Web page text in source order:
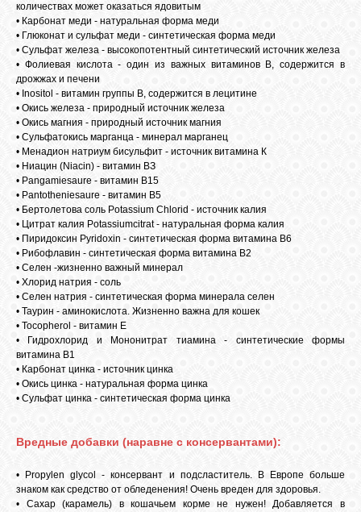
количествах может оказаться ядовитым
• Карбонат меди - натуральная форма меди
• Глюконат и сульфат меди - синтетическая форма меди
• Сульфат железа - высокопотентный синтетический источник железа
• Фолиевая кислота - один из важных витаминов В, содержится в
дрожжах и печени
• Inositol - витамин группы В, содержится в лецитине
• Окись железа - природный источник железа
• Окись магния - природный источник магния
• Сульфатокись марганца - минерал марганец
• Менадион натриум бисульфит - источник витамина К
• Ниацин (Niacin) - витамин ВЗ
• Pangamiesaure - витамин В15
• Pantotheniesaure - витамин В5
• Бертолетова соль Potassium Chlorid - источник калия
• Цитрат калия Potassiumcitrat - натуральная форма калия
• Пиридоксин Pyridoxin - синтетическая форма витамина В6
• Рибофлавин - синтетическая форма витамина В2
• Селен -жизненно важный минерал
• Хлорид натрия - соль
• Селен натрия - синтетическая форма минерала селен
• Таурин - аминокислота. Жизненно важна для кошек
• Tocopherol - витамин Е
• Гидрохлорид и Мононитрат тиамина - синтетические формы
витамина В1
• Карбонат цинка - источник цинка
• Окись цинка - натуральная форма цинка
• Сульфат цинка - синтетическая форма цинка
Вредные добавки (наравне с консервантами):
• Propylen glycol - консервант и подсластитель. В Европе больше
знаком как средство от обледенения! Очень вреден для здоровья.
• Сахар (карамель) в кошачьем корме не нужен! Добавляется в